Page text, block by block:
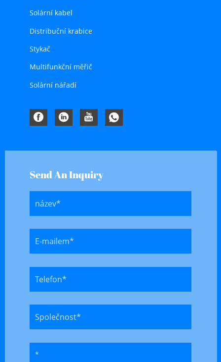
Solární kabel
Distribuční krabice
Stykač
Multifunkční měřič
Solární nářadí
Send An Inquiry